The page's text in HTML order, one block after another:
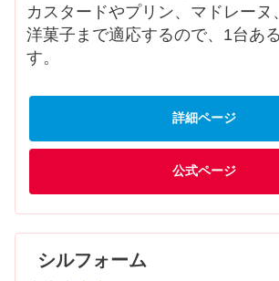
カスタードやプリン、マドレーヌ
洋菓子まで適応するので、1台あ
す。
詳細ページ
公式ページ
シルフォーム